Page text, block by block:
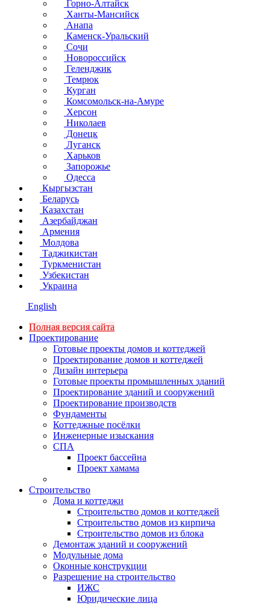
Горно-Алтайск
Ханты-Мансийск
Анапа
Каменск-Уральский
Сочи
Новороссийск
Геленджик
Темрюк
Курган
Комсомольск-на-Амуре
Херсон
Николаев
Донецк
Луганск
Харьков
Запорожье
Одесса
Кыргызстан
Беларусь
Казахстан
Азербайджан
Армения
Молдова
Таджикистан
Туркменистан
Узбекистан
Украина
English
Полная версия сайта
Проектирование
Готовые проекты домов и коттеджей
Проектирование домов и коттеджей
Дизайн интерьера
Готовые проекты промышленных зданий
Проектирование зданий и сооружений
Проектирование производств
Фундаменты
Коттеджные посёлки
Инженерные изыскания
СПА
Проект бассейна
Проект хамама
Строительство
Дома и коттеджи
Строительство домов и коттеджей
Строительство домов из кирпича
Строительство домов из блока
Демонтаж зданий и сооружений
Модульные дома
Оконные конструкции
Разрешение на строительство
ИЖС
Юридические лица